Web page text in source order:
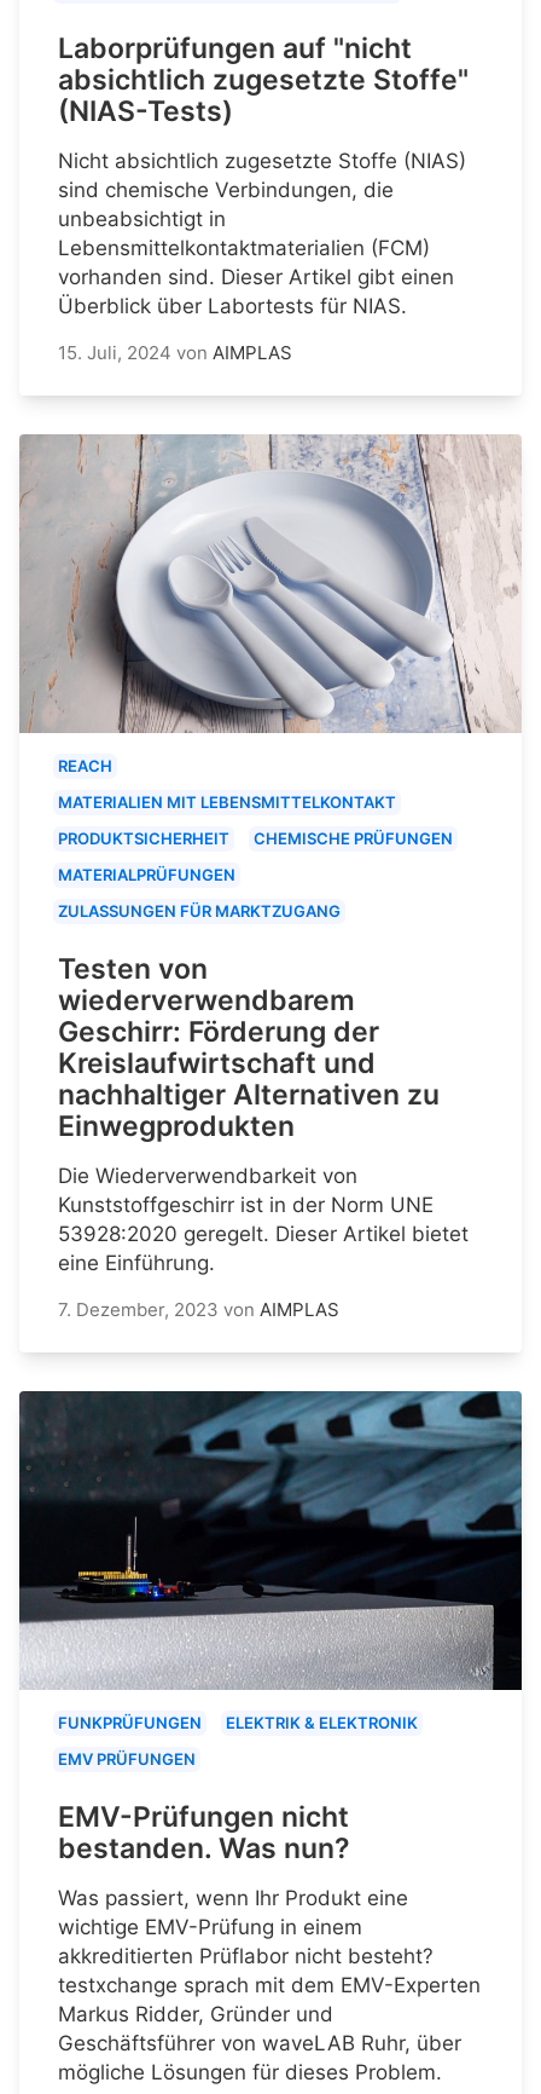
Laborprüfungen auf "nicht
absichtlich zugesetzte Stoffe"
(NIAS-Tests)
Nicht absichtlich zugesetzte Stoffe (NIAS)
sind chemische Verbindungen, die
unbeabsichtigt in
Lebensmittelkontaktmaterialien (FCM)
vorhanden sind. Dieser Artikel gibt einen
Überblick über Labortests für NIAS.
15. Juli, 2024 von AIMPLAS
REACH
MATERIALIEN MIT LEBENSMITTELKONTAKT
PRODUKTSICHERHEIT
CHEMISCHE PRÜFUNGEN
MATERIALPRÜFUNGEN
ZULASSUNGEN FÜR MARKTZUGANG
Testen von
wiederverwendbarem
Geschirr: Förderung der
Kreislaufwirtschaft und
nachhaltiger Alternativen zu
Einwegprodukten
Die Wiederverwendbarkeit von
Kunststoffgeschirr ist in der Norm UNE
53928:2020 geregelt. Dieser Artikel bietet
eine Einführung.
7. Dezember, 2023 von AIMPLAS
FUNKPRÜFUNGEN
ELEKTRIK & ELEKTRONIK
EMV PRÜFUNGEN
EMV-Prüfungen nicht
bestanden. Was nun?
Was passiert, wenn Ihr Produkt eine
wichtige EMV-Prüfung in einem
akkreditierten Prüflabor nicht besteht?
testxchange sprach mit dem EMV-Experten
Markus Ridder, Gründer und
Geschäftsführer von waveLAB Ruhr, über
mögliche Lösungen für dieses Problem.